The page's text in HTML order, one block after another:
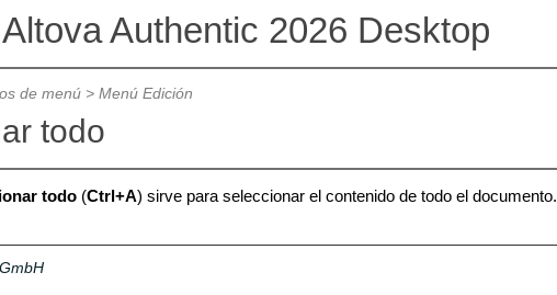
Altova Authentic 2026 Desktop
de menú> Menú Edición
todo
todo(Ctrl+A) sirve para seleccionar el contenido de todo el documento.